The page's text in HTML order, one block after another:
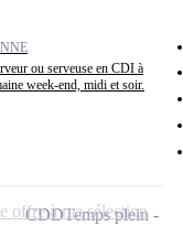
ou serveuse en CDI à
week-end, midi et soir.
CDDTemps plein
offre à ma sélection